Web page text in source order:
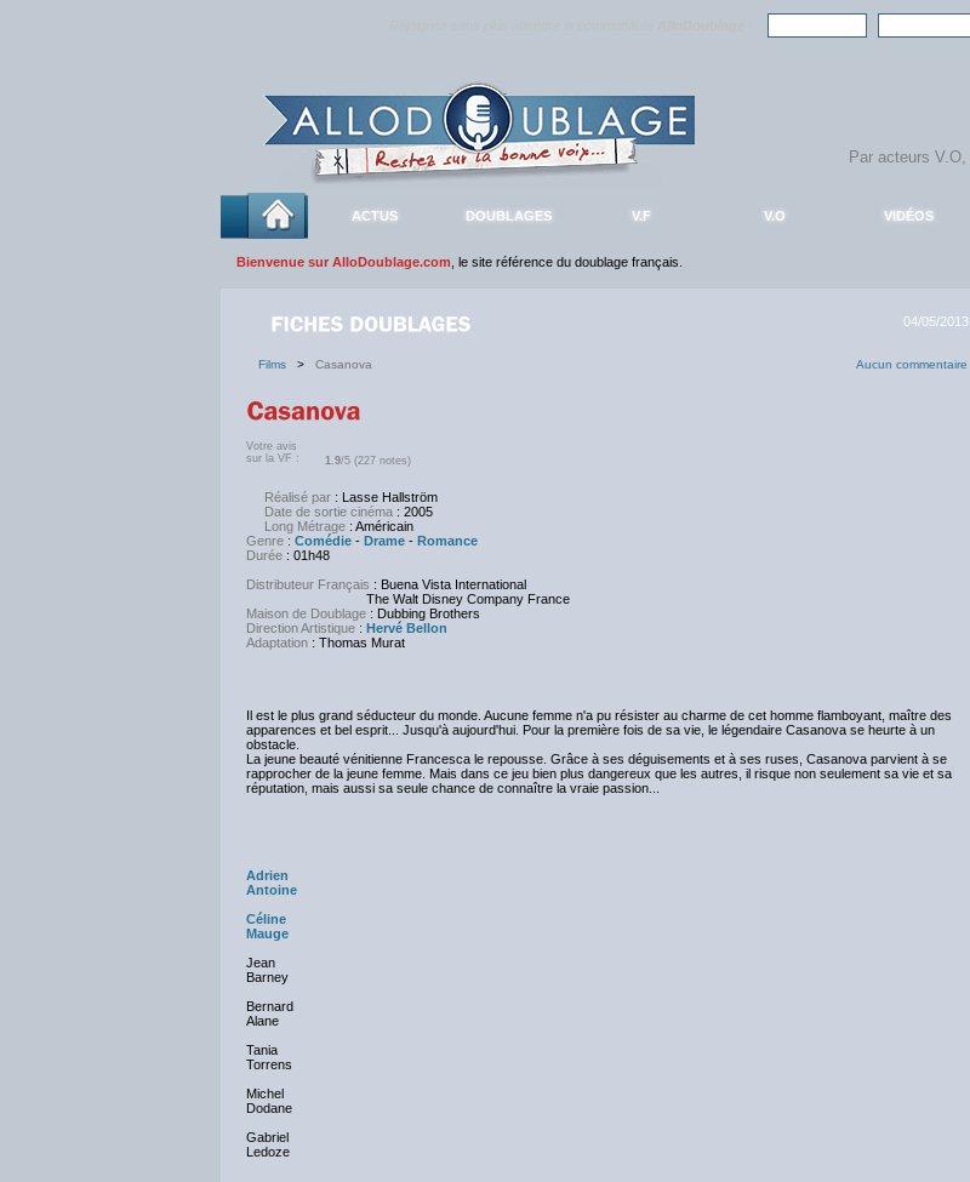
ACTUS DOUBLAGES V.F V.O VIDÉOS
Bienvenue sur AlloDoublage.com , le site référence du doublage français.
04/05/2013
Films > Casanova Aucun commentaire
Votre avis
sur la VF :
1.9/5 (227 notes)
Réalisé par : Lasse Hallström
Date de sortie cinéma : 2005
Long Métrage : Américain
Genre : Comédie - Drame - Romance
Durée : 01h48
Distributeur Français : Buena Vista International
The Walt Disney Company France
Maison de Doublage : Dubbing Brothers
Direction Artistique : Hervé Bellon
Adaptation : Thomas Murat
Il est le plus grand séducteur du monde. Aucune femme n'a pu résister au charme de cet homme flamboyant, maître des
apparences et bel esprit... Jusqu'à aujourd'hui. Pour la première fois de sa vie, le légendaire Casanova se heurte à un
obstacle.
La jeune beauté vénitienne Francesca le repousse. Grâce à ses déguisements et à ses ruses, Casanova parvient à se
rapprocher de la jeune femme. Mais dans ce jeu bien plus dangereux que les autres, il risque non seulement sa vie et sa
réputation, mais aussi sa seule chance de connaître la vraie passion...
Adrien
Antoine
Céline
Mauge
Jean
Barney
Bernard
Alane
Tania
Torrens
Michel
Dodane
Gabriel
Ledoze